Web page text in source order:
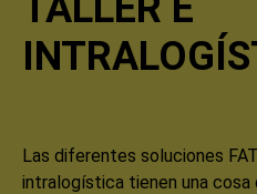
Las diferentes soluciones
intralogística tienen una cosa